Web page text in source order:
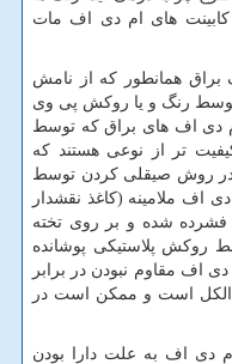
کابینت ­های ام دی اف مات
براق همانطور که از نامش
توسط رنگ و یا روکش پی وی
دی اف های براق که توسط
­تر از نوعی هستند که
روش صیقلی کردن توسط
ملامینه (کاغذ نقش­دار
شده و بر روی تخته
پلاستیکی پوشانده
اف مقاوم نبودن در برابر
است و ممکن است در
دی اف به علت دارا بودن